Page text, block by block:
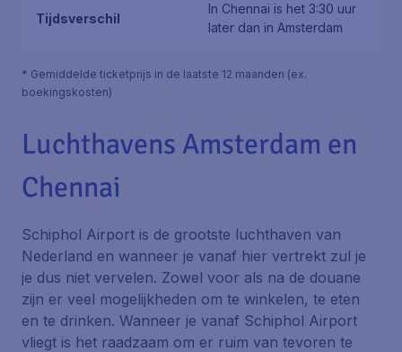
Tijdsverschil
In Chennai is het 3:30 uur
later dan in Amsterdam
* Gemiddelde ticketprijs in de laatste 12 maanden (ex.
boekingskosten)
Luchthavens Amsterdam en
Chennai
Schiphol Airport is de grootste luchthaven van
Nederland en wanneer je vanaf hier vertrekt zul je
je dus niet vervelen. Zowel voor als na de douane
zijn er veel mogelijkheden om te winkelen, te eten
en te drinken. Wanneer je vanaf Schiphol Airport
vliegt is het raadzaam om er ruim van tevoren te